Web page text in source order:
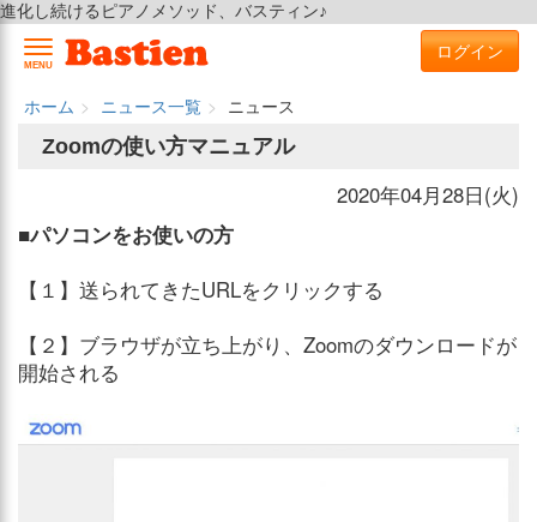
進化し続けるピアノメソッド、バスティン♪
MENU
ログイン
ホーム ニュース一覧
ニュース
Zoomの使い方マニュアル
2020年04月28日(火)
■パソコンをお使いの方
【１】送られてきたURLをクリックする
【２】ブラウザが立ち上がり、Zoomのダウンロードが
開始される